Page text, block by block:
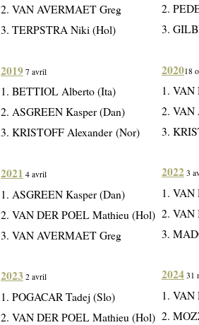
2. VAN AVERMAET Greg
3. TERPSTRA Niki (Hol)
2019 7 avril
1. BETTIOL Alberto (Ita)
2. ASGREEN Kasper (Dan)
3. KRISTOFF Alexander (Nor)
2021 4 avril
1. ASGREEN Kasper (Dan)
2. VAN DER POEL Mathieu (Hol)
3. VAN AVERMAET Greg
2023 2 avril
1. POGACAR Tadej (Slo)
2. VAN DER POEL Mathieu (Hol)
2.
3.
202018
1. VAN
2. VAN
3.
2022 3
1. VAN
2. VAN
3.
2024 31
1. VAN
2.